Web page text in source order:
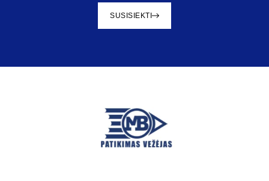
SUSISIEKTI